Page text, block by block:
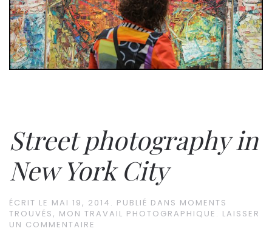
Street photography in
New York City
ÉCRIT LE MAI 19, 2014 . PUBLIÉ DANS MOMENTS
TROUVÉS, MON TRAVAIL PHOTOGRAPHIQUE . LAISSER
UN COMMENTAIRE